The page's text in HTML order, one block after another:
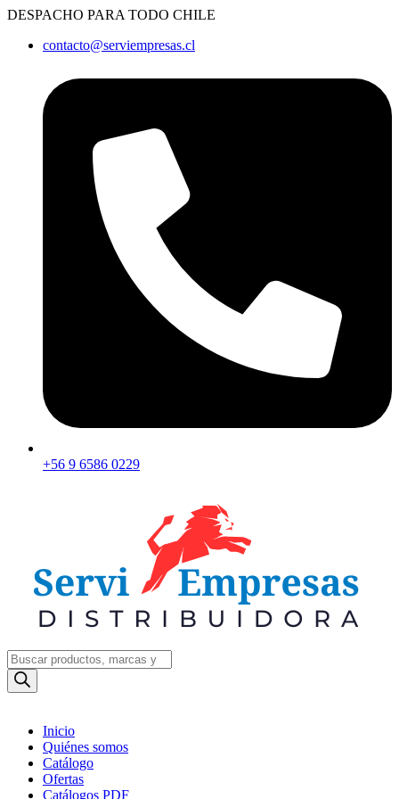
Ir
contenido
DESPACHO PARA TODO CHILE
contacto@serviempresas.cl
+56 9 6586 0229
Búsqueda
de
productos
Inicio
Quiénes somos
Catálogo
Ofertas
Catálogos PDF